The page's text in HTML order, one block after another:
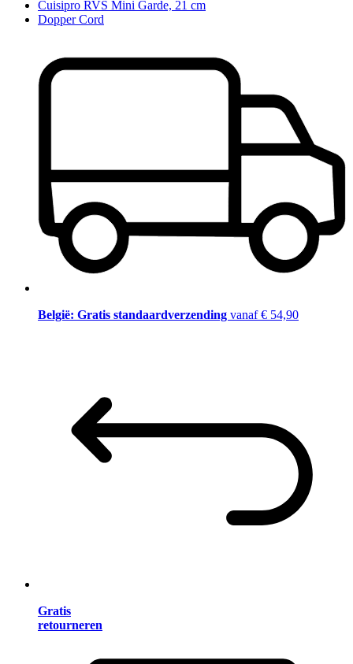
Cuisipro RVS Mini Garde, 21 cm
Dopper Cord
België: Gratis standaardverzending vanaf € 54,90
Gratis
retourneren